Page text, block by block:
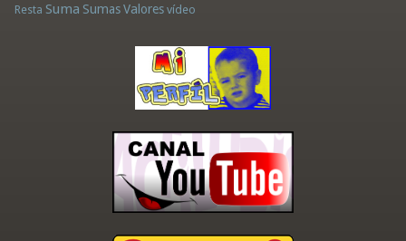
Resta Suma Sumas Valores vídeo